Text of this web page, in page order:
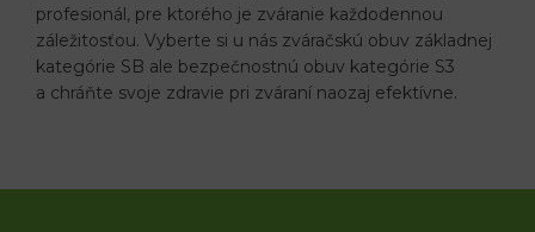
profesionál, pre ktorého je zváranie každodennou
záležitosťou. Vyberte si u nás zváračskú obuv základnej
kategórie SB ale bezpečnostnú obuv kategórie S3
a chráňte svoje zdravie pri zváraní naozaj efektívne.